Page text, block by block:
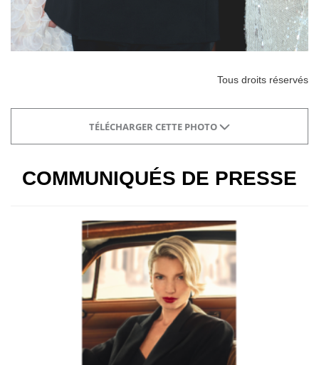
Tous droits réservés
TÉLÉCHARGER CETTE PHOTO
COMMUNIQUÉS DE PRESSE